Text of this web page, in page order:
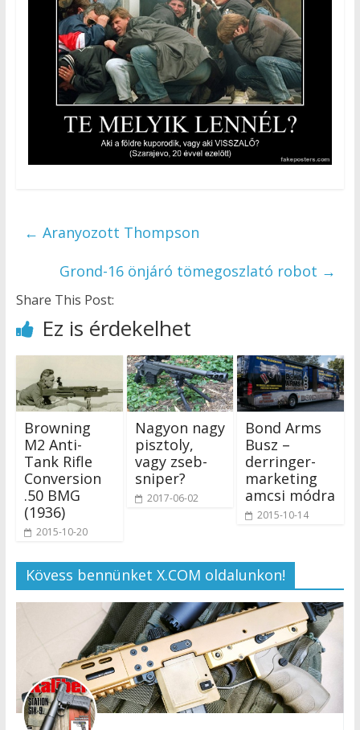
← Aranyozott Thompson
Grond-16 önjáró tömegoszlató robot →
Share This Post:
Ez is érdekelhet
Browning
M2 Anti-
Tank Rifle
Conversion
.50 BMG
(1936)
2015-10-20
Nagyon nagy
pisztoly,
vagy zseb-
sniper?
2017-06-02
Bond Arms
Busz –
derringer-
marketing
amcsi módra
2015-10-14
Kövess bennünket X.COM oldalunkon!